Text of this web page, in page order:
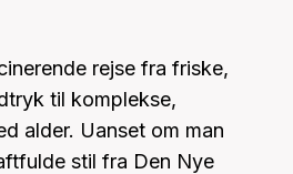
rejse fra friske,
til komplekse,
alder. Uanset om man
stil fra Den Nye